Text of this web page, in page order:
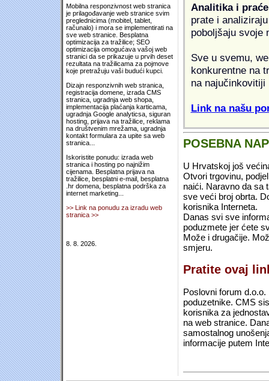
Mobilna responzivnost web stranica
je prilagođavanje web stranice svim
preglednicima (mobitel, tablet,
računalo) i mora se implementirati na
sve web stranice. Besplatna
optimizacija za tražilice; SEO
optimizacija omogućava vašoj web
stranici da se prikazuje u prvih deset
rezultata na tražilicama za pojmove
koje pretražuju vaši budući kupci.
Dizajn responzivnih web stranica,
registracija domene, izrada CMS
stranica, ugradnja web shopa,
implementacija plaćanja karticama,
ugradnja Google analyticsa, siguran
hosting, prijava na tražilice, reklama
na društvenim mrežama, ugradnja
kontakt formulara za upite sa web
stranica...
Iskoristite ponudu: izrada web
stranica i hosting po najnižim
cijenama. Besplatna prijava na
tražilice, besplatni e-mail, besplatna
.hr domena, besplatna podrška za
internet marketing...
>> Link na ponudu za izradu web
stranica >>
8. 8. 2026.
Analitika i
prate i
poboljšaju svoje
Sve u svemu,
konkurentne na
na najučinkovitiji
Link na našu
POSEBNA
U Hrvatskoj još
Otvori trgovinu,
naići. Naravno da sa
sve veći broj obrta.
korisnika Interneta.
Danas svi sve
poduzmete jer ćete
Može i drugačije.
smjeru.
Pratite ovaj
Poslovni forum
poduzetnike. CMS
korisnika za
na web stranice.
samostalnog
informacije putem